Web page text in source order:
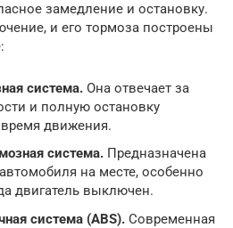
замедление и остановку.
и его тормоза построены
система. Она отвечает за
и полную остановку
движения.
система. Предназначена
на месте, особенно
двигатель выключен.
система (ABS). Современная